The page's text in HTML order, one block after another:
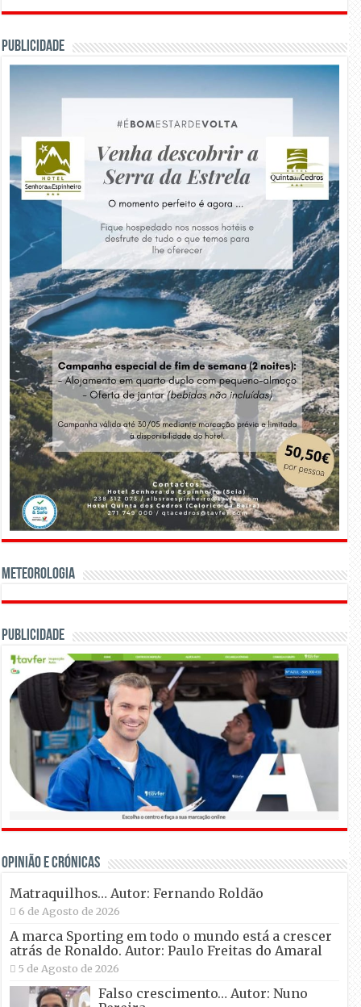
PUBLICIDADE
Meteorologia
Publicidade
OPINIÃO E CRÓNICAS
Matraquilhos… Autor: Fernando Roldão
6 de Agosto de 2026
A marca Sporting em todo o mundo está a crescer
atrás de Ronaldo. Autor: Paulo Freitas do Amaral
5 de Agosto de 2026
Falso crescimento… Autor: Nuno